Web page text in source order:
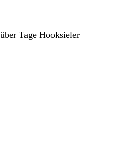
Tage Hooksieler